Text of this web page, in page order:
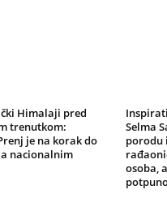
Himalaji pred
trenutkom:
je na korak do
nacionalnim
Selma
porodu
osoba,